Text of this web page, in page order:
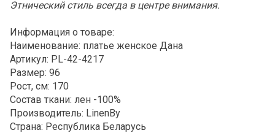
Этнический стиль всегда в центре внимания.
Информация о товаре:
Наименование: платье женское Дана
Артикул: PL-42-4217
Размер: 96
Рост, см: 170
Состав ткани: лен -100%
Производитель: LinenBy
Страна: Республика Беларусь